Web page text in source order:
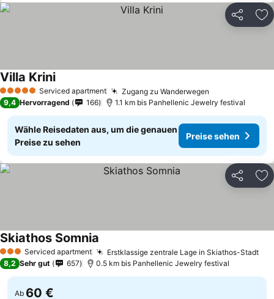
Teilen
5 Sterne Serviced apartment Zugang zu Wanderwegen
Villa KriniPreise sehen
9,4 Hervorragend 166 1.1 km bis Panhellenic Jewelry festival
Wähle Reisedaten aus, um die genauen
Preise zu sehen
Preise sehen
Teilen
3 SterneServiced apartment Erstklassige zentrale Lage in Skiathos-Stadt
Skiathos Somnia
8,2 Sehr gut 657 0.5 km bis Panhellenic Jewelry festival
Ab 60 €